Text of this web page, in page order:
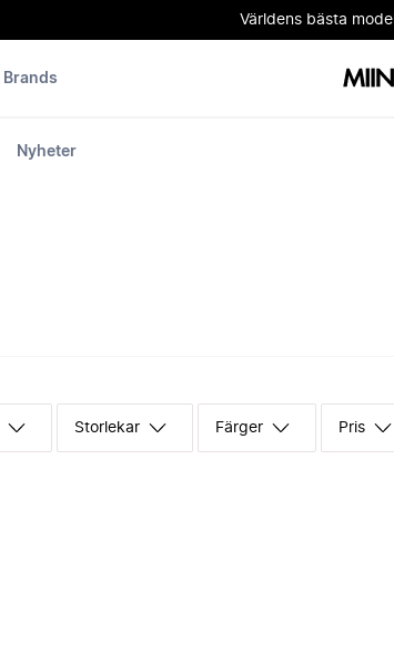
Världens bästa
Nyheter
Brands
Storlekar Färger Pris